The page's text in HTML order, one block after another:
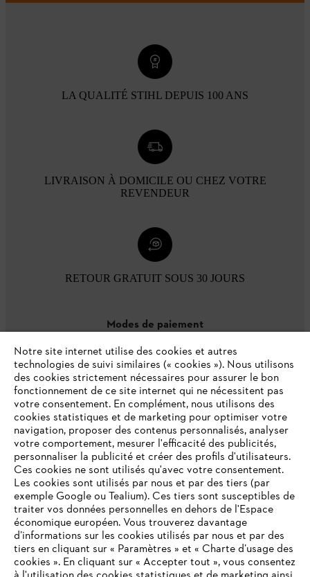
LA QUALITÉ STIHL DEPUIS 100 ANS
LIVRAISON À DOMICILE OU CHEZ VOTRE
REVENDEUR
RETOUR GRATUIT SOUS 30 JOURS
Modes de paiement
L'Entreprise
Questions / Réponses
Notre site internet utilise des cookies et autres
technologies de suivi similaires (« cookies »). Nous utilisons
des cookies strictement nécessaires pour assurer le bon
fonctionnement de ce site internet qui ne nécessitent pas
votre consentement. En complément, nous utilisons des
cookies statistiques et de marketing pour optimiser votre
navigation, proposer des contenus personnalisés, analyser
votre comportement, mesurer l'efficacité des publicités,
personnaliser la publicité et créer des profils d'utilisateurs.
Ces cookies ne sont utilisés qu'avec votre consentement.
Les cookies sont utilisés par nous et par des tiers (par
exemple Google ou Tealium). Ces tiers sont susceptibles de
traiter vos données personnelles en dehors de l'Espace
économique européen. Vous trouverez davantage
d’informations sur les cookies utilisés par nous et par des
tiers en cliquant sur « Paramètres » et « Charte d’usage des
cookies ». En cliquant sur « Accepter tout », vous consentez